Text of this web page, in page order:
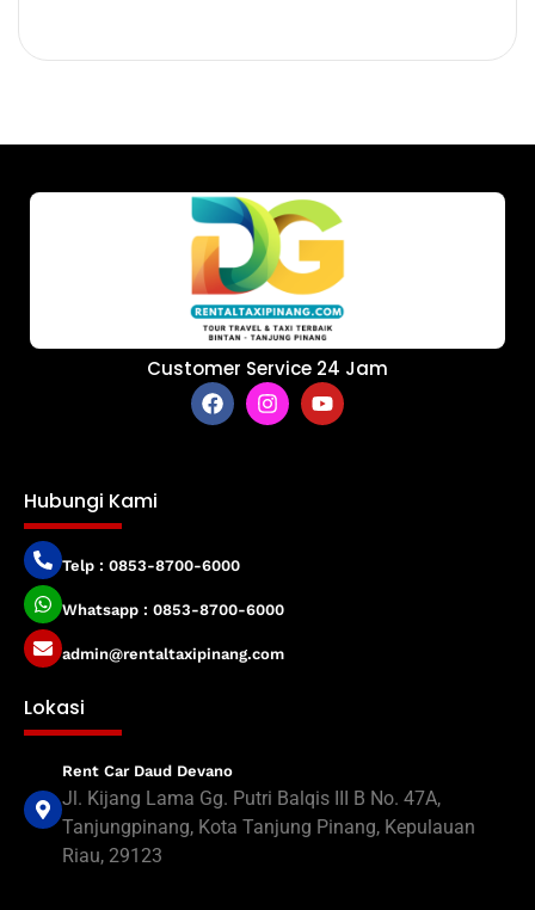
Customer Service 24 Jam
Hubungi Kami
Telp : 0853-8700-6000
Whatsapp : 0853-8700-6000
admin@rentaltaxipinang.com
Lokasi
Rent Car Daud Devano
Jl. Kijang Lama Gg. Putri Balqis III B No. 47A,
Tanjungpinang, Kota Tanjung Pinang, Kepulauan
Riau, 29123